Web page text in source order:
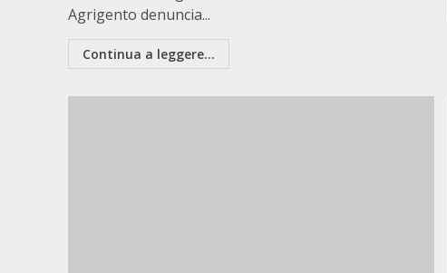
Agrigento denuncia...
Continua a leggere...